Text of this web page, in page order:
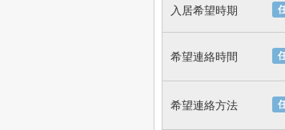
入居希望時期
希望連絡時間
希望連絡方法